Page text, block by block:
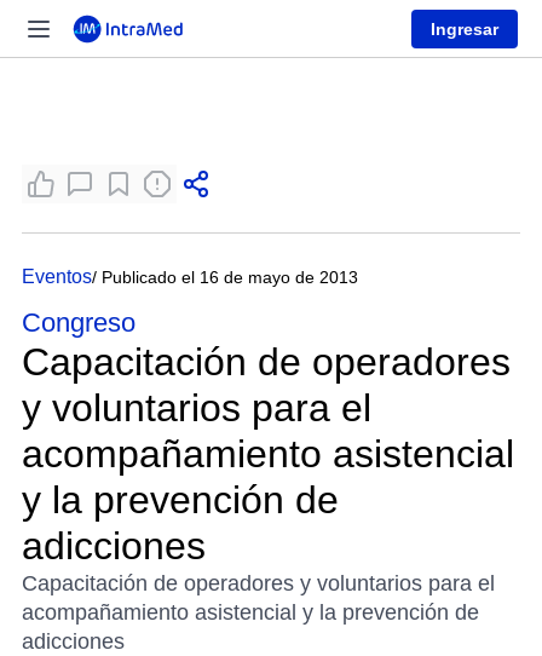
Ingresar
Eventos/ Publicado el 16 de mayo de 2013
Congreso
Capacitación de operadores
y voluntarios para el
acompañamiento asistencial
y la prevención de
adicciones
Capacitación de operadores y voluntarios para el
acompañamiento asistencial y la prevención de
adicciones